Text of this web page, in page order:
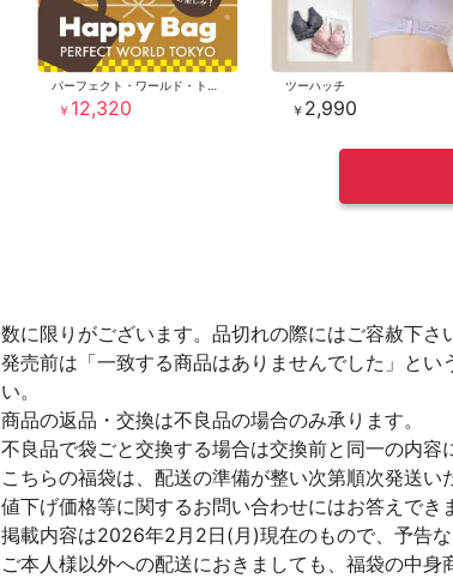
パーフェクト・ワールド・トーキョー
￥ 12,320
ツーハッチ
￥ 2,990
数に限りがございます。品切れの際にはご容赦下さ
発売前は「一致する商品はありませんでした」と
い。
商品の返品・交換は不良品の場合のみ承ります。
不良品で袋ごと交換する場合は交換前と同一の内容
こちらの福袋は、配送の準備が整い次第順次発送い
値下げ価格等に関するお問い合わせにはお答えでき
掲載内容は2026年2月2日(月)現在のもので、予告な
ご本人様以外への配送におきましても、福袋の中身